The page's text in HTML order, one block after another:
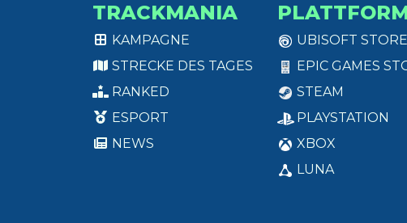
TRACKMANIA
KAMPAGNE
STRECKE DES TAGES
RANKED
ESPORT
NEWS
UBISOFT STORE
EPIC GAMES
STEAM
PLAYSTATION
XBOX
LUNA